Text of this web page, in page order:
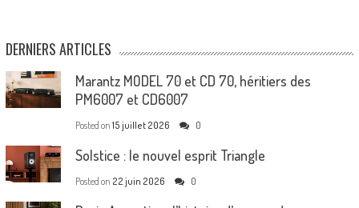
DERNIERS ARTICLES
Marantz MODEL 70 et CD 70, héritiers des
PM6007 et CD6007
Posted on 15 juillet 2026 0
Solstice : le nouvel esprit Triangle
Posted on 22 juin 2026 0